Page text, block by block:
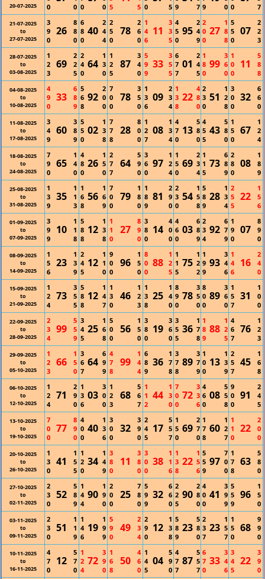
20-07-2025
0
0 0
0 5
5 0
5 9
7 9
0 0
7
21-07-2025
to
27-07-2025
3
9
0
26
8
8
0
6
8
0
40
2
4
4
2
5
0
78
2
6
0
1
4
6
11
3
3
5
4
5
0
95
2
4
9
2
0
0
27
1
8
8
5
5
0
07
2
2
3
28-07-2025
to
03-08-2025
1
2
3
69
2
2
5
2
4
0
64
1
3
0
1
2
5
87
3
4
0
5
9
9
33
3
5
5
6
7
7
01
2
4
5
1
8
0
99
3
6
0
1
0
0
11
5
8
8
04-08-2025
to
10-08-2025
4
9
0
33
6
8
9
5
6
8
92
2
0
0
7
0
0
78
3
5
0
1
3
6
09
2
3
4
1
3
8
22
4
8
0
2
3
0
51
1
2
8
3
0
0
32
6
6
0
11-08-2025
to
17-08-2025
3
4
9
60
3
8
9
5
5
0
02
1
3
8
7
7
8
28
8
0
0
1
2
7
08
1
3
4
4
7
0
13
5
8
0
4
5
5
43
5
8
0
1
5
0
67
1
2
4
18-08-2025
to
24-08-2025
7
9
0
65
1
4
0
4
8
0
26
1
5
0
2
7
7
64
5
9
0
3
6
0
97
1
2
4
1
5
0
69
2
3
4
1
1
5
73
6
8
9
2
8
0
08
1
8
9
25-08-2025
to
31-08-2025
1
3
9
35
1
1
3
1
6
8
56
1
6
9
7
0
0
79
1
8
0
1
8
9
81
2
9
0
2
3
0
54
1
5
8
5
8
9
28
1
3
4
2
5
5
22
1
5
6
01-09-2025
to
07-09-2025
3
9
9
10
1
1
8
5
8
8
12
1
3
8
1
1
0
27
8
9
0
3
8
0
14
4
0
0
4
6
0
03
6
8
9
2
3
4
92
6
7
9
1
9
0
07
8
9
0
08-09-2025
to
14-09-2025
1
5
6
23
1
3
9
2
4
5
12
1
1
0
9
0
0
96
1
5
0
8
0
0
88
1
2
5
1
1
5
75
1
2
2
1
9
9
93
3
4
6
1
4
6
16
2
4
0
15-09-2025
to
21-09-2025
1
2
4
73
3
5
5
5
8
8
12
1
4
7
1
3
0
46
1
2
3
1
3
8
25
1
4
0
8
9
0
78
3
5
0
8
0
0
89
3
6
0
1
5
7
31
1
0
0
22-09-2025
to
28-09-2025
2
3
4
99
5
5
9
3
4
5
25
1
6
8
5
0
0
56
1
5
0
3
8
0
19
3
6
0
3
5
5
36
1
7
8
1
8
9
88
1
2
5
4
6
7
76
1
2
3
29-09-2025
to
05-10-2025
1
2
3
66
1
5
0
3
6
7
64
6
9
9
4
7
8
99
1
4
4
6
8
9
36
1
7
8
3
7
8
89
3
7
9
1
0
0
13
1
3
9
2
5
7
45
1
6
8
06-10-2025
to
12-10-2025
1
2
4
71
2
9
0
1
3
6
03
3
0
0
1
2
3
68
5
6
7
1
1
2
44
1
3
0
7
0
0
72
3
3
6
4
6
0
08
5
5
8
9
0
0
91
2
4
5
13-10-2025
to
19-10-2025
7
0
0
77
8
9
0
4
0
0
40
1
3
6
3
0
0
32
3
9
0
2
4
5
17
5
5
7
1
5
0
69
2
7
0
1
7
8
60
1
2
7
1
1
0
22
2
0
0
20-10-2025
to
26-10-2025
1
3
0
41
1
5
5
1
2
0
34
1
4
9
3
8
0
11
3
8
0
3
0
0
38
1
1
6
1
3
8
22
1
5
6
5
5
9
97
7
0
0
1
7
8
63
5
8
0
27-10-2025
to
02-11-2025
2
3
0
52
5
8
9
1
4
4
90
1
9
0
2
0
0
25
7
8
0
5
9
9
32
6
6
0
2
2
5
90
2
8
0
4
0
0
41
3
9
9
5
5
9
96
1
5
0
03-11-2025
to
09-11-2025
2
3
0
51
1
1
9
1
4
6
19
1
9
9
5
9
0
49
2
3
4
2
9
0
12
1
3
8
5
8
9
23
5
8
0
2
3
7
23
1
5
7
1
5
0
68
9
9
0
10-11-2025
to
16-11-2025
4
7
0
12
5
7
0
1
2
4
72
3
9
0
1
6
8
50
4
6
0
1
4
5
04
5
9
0
4
7
7
87
5
5
7
6
7
0
33
3
4
6
3
4
5
22
3
9
0